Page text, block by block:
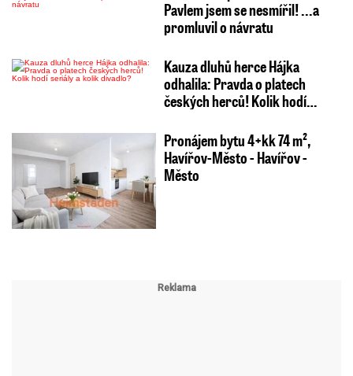
Pavlem jsem se nesmířil! ...a
promluvil o návratu
Kauza dluhů herce Hájka
odhalila: Pravda o platech
českých herců! Kolik hodí…
Pronájem bytu 4+kk 74 m²,
Havířov-Město - Havířov -
Město